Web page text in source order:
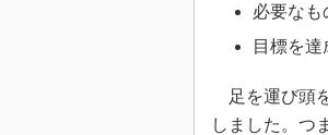
必要なも
目標を
足を運び頭
しました。つ